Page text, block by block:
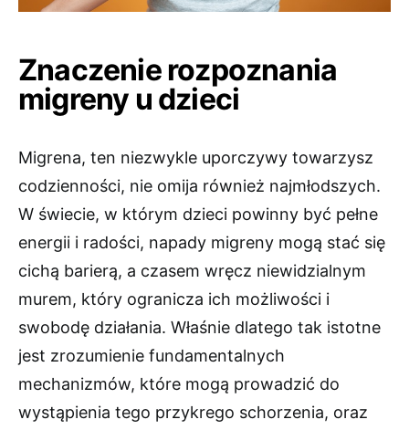
Znaczenie rozpoznania
migreny u dzieci
Migrena, ten niezwykle uporczywy towarzysz
codzienności, nie omija również najmłodszych.
W świecie, w którym dzieci powinny być pełne
energii i radości, napady migreny mogą stać się
cichą barierą, a czasem wręcz niewidzialnym
murem, który ogranicza ich możliwości i
swobodę działania. Właśnie dlatego tak istotne
jest zrozumienie fundamentalnych
mechanizmów, które mogą prowadzić do
wystąpienia tego przykrego schorzenia, oraz